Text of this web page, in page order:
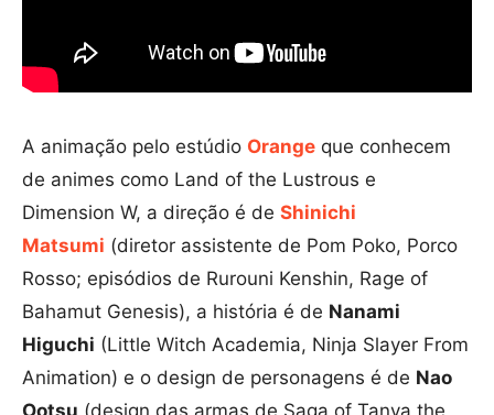
A animação pelo estúdio Orange que conhecem
de animes como Land of the Lustrous e
Dimension W, a direção é de Shinichi
Matsumi (diretor assistente de Pom Poko, Porco
Rosso; episódios de Rurouni Kenshin, Rage of
Bahamut Genesis), a história é de Nanami
Higuchi (Little Witch Academia, Ninja Slayer From
Animation) e o design de personagens é de Nao